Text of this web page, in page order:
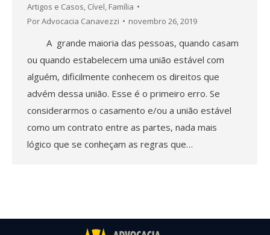
Artigos e Casos, Cível, Família
PorAdvocacia Canavezzi novembro 26, 2019
A grande maioria das pessoas, quando casam
ou quando estabelecem uma união estável com
alguém, dificilmente conhecem os direitos que
advém dessa união. Esse é o primeiro erro. Se
considerarmos o casamento e/ou a união estável
como um contrato entre as partes, nada mais
lógico que se conheçam as regras que…